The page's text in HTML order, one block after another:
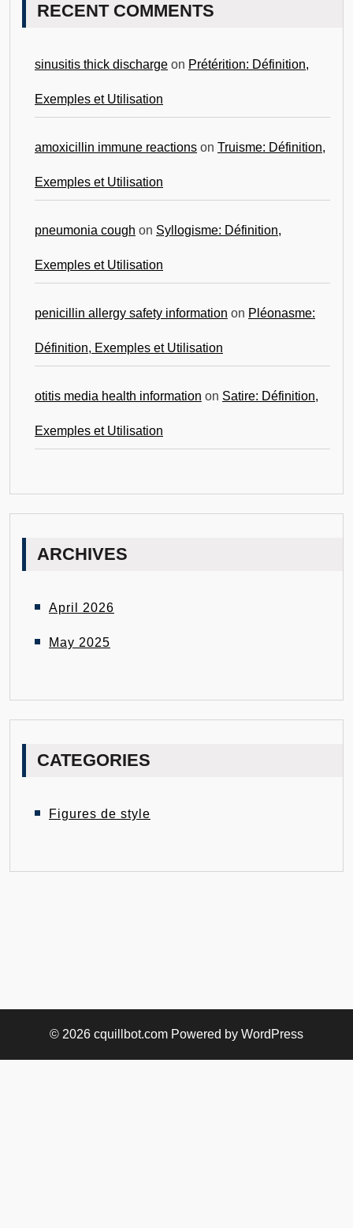
RECENT COMMENTS
sinusitis thick discharge on Prétérition: Définition,
Exemples et Utilisation
amoxicillin immune reactions on Truisme: Définition,
Exemples et Utilisation
pneumonia cough on Syllogisme: Définition,
Exemples et Utilisation
penicillin allergy safety information on Pléonasme:
Définition, Exemples et Utilisation
otitis media health information on Satire: Définition,
Exemples et Utilisation
ARCHIVES
April 2026
May 2025
CATEGORIES
Figures de style
© 2026 cquillbot.com Powered by WordPress